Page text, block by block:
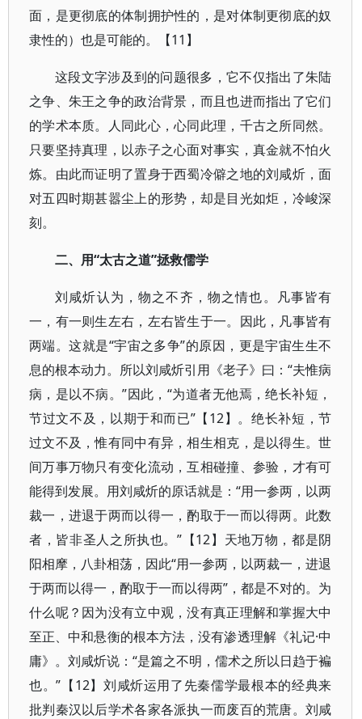
面，是更彻底的体制拥护性的，是对体制更彻底的奴
隶性的）也是可能的。【11】
这段文字涉及到的问题很多，它不仅指出了朱陆
之争、朱王之争的政治背景，而且也进而指出了它们
的学术本质。人同此心，心同此理，千古之所同然。
只要坚持真理，以赤子之心面对事实，真金就不怕火
炼。由此而证明了置身于西蜀冷僻之地的刘咸炘，面
对五四时期甚嚣尘上的形势，却是目光如炬，冷峻深
刻。
二、用“太古之道”拯救儒学
刘咸炘认为，物之不齐，物之情也。凡事皆有
一，有一则生左右，左右皆生于一。因此，凡事皆有
两端。这就是“宇宙之多争”的原因，更是宇宙生生不
息的根本动力。所以刘咸炘引用《老子》曰：“夫惟病
病，是以不病。”因此，“为道者无他焉，绝长补短，
节过文不及，以期于和而已”【12】。绝长补短，节
过文不及，惟有同中有异，相生相克，是以得生。世
间万事万物只有变化流动，互相碰撞、参验，才有可
能得到发展。用刘咸炘的原话就是：“用一参两，以两
裁一，进退于两而以得一，酌取于一而以得两。此数
者，皆非圣人之所执也。”【12】天地万物，都是阴
阳相摩，八卦相荡，因此“用一参两，以两裁一，进退
于两而以得一，酌取于一而以得两”，都是不对的。为
什么呢？因为没有立中观，没有真正理解和掌握大中
至正、中和悬衡的根本方法，没有渗透理解《礼记·中
庸》。刘咸炘说：“是篇之不明，儒术之所以日趋于褊
也。”【12】刘咸炘运用了先秦儒学最根本的经典来
批判秦汉以后学术各家各派执一而废百的荒唐。刘咸